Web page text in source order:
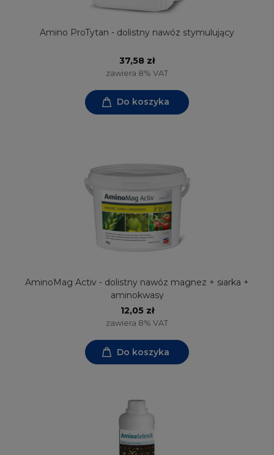
Amino ProTytan - dolistny nawóz stymulujący
37,58 zł
zawiera 8% VAT
Do koszyka
AminoMag Activ - dolistny nawóz magnez + siarka +
aminokwasy
12,05 zł
zawiera 8% VAT
Do koszyka